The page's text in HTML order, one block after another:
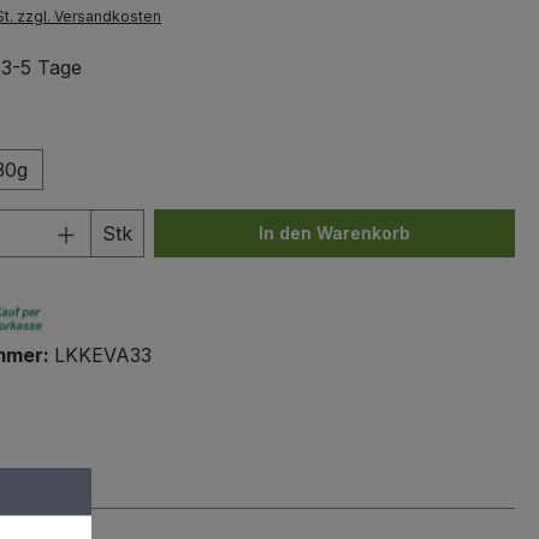
zzgl. Versandkosten
5 Tage
Anzahl: Gib den gewünschten Wert
Stk In den Warenkorb
LKKEVA33